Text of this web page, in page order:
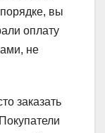
вы
оплату
не
заказать